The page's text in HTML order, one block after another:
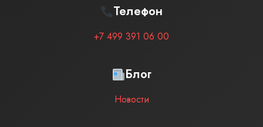
Телефон
+7 499 391 06 00
Блог
Новости